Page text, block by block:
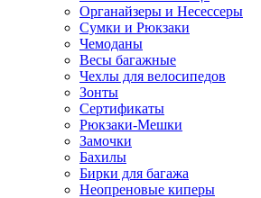
Органайзеры и Несессеры
Сумки и Рюкзаки
Чемоданы
Весы багажные
Чехлы для велосипедов
Зонты
Сертификаты
Рюкзаки-Мешки
Замочки
Бахилы
Бирки для багажа
Неопреновые киперы